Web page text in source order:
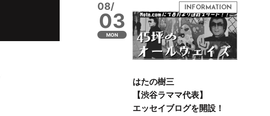
08/
03
MON
はたの樹三
【渋谷ラママ代表】
エッセイブログを開設！